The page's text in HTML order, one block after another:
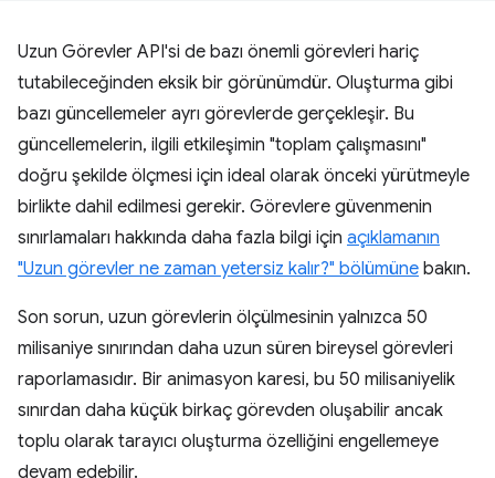
Uzun Görevler API'si de bazı önemli görevleri hariç
tutabileceğinden eksik bir görünümdür. Oluşturma gibi
bazı güncellemeler ayrı görevlerde gerçekleşir. Bu
güncellemelerin, ilgili etkileşimin "toplam çalışmasını"
doğru şekilde ölçmesi için ideal olarak önceki yürütmeyle
birlikte dahil edilmesi gerekir. Görevlere güvenmenin
sınırlamaları hakkında daha fazla bilgi için açıklamanın
"Uzun görevler ne zaman yetersiz kalır?" bölümüne bakın.
Son sorun, uzun görevlerin ölçülmesinin yalnızca 50
milisaniye sınırından daha uzun süren bireysel görevleri
raporlamasıdır. Bir animasyon karesi, bu 50 milisaniyelik
sınırdan daha küçük birkaç görevden oluşabilir ancak
toplu olarak tarayıcı oluşturma özelliğini engellemeye
devam edebilir.